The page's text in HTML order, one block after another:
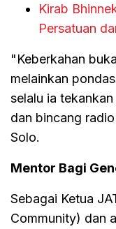
Kirab
Persatuan
"Keberkahan
melainkan
selalu ia
dan bincang
Solo.
Mentor Bagi
Sebagai Ketua
Community) dan